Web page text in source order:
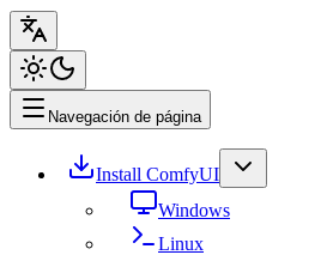
Navegación de página
Install ComfyUI
Windows
Linux